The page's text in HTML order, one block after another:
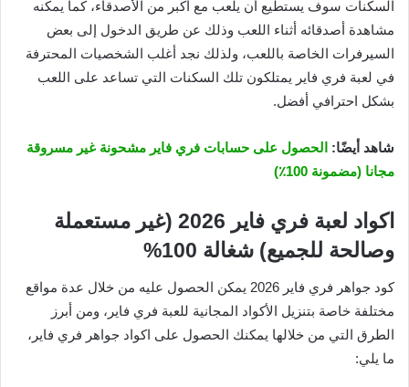
السكنات سوف يستطيع أن يلعب مع أكبر من الأصدقاء، كما يمكنه
مشاهدة أصدقائه أثناء اللعب وذلك عن طريق الدخول إلى بعض
السيرفرات الخاصة باللعب، ولذلك نجد أغلب الشخصيات المحترفة
في لعبة فري فاير يمتلكون تلك السكنات التي تساعد على اللعب
بشكل احترافي أفضل.
شاهد أيضًا: الحصول على حسابات فري فاير مشحونة غير مسروقة
مجانا (مضمونة 100٪)
اكواد لعبة فري فاير 2026 (غير مستعملة
وصالحة للجميع) شغالة 100%
كود جواهر فري فاير 2026 يمكن الحصول عليه من خلال عدة مواقع
مختلفة خاصة بتنزيل الأكواد المجانية للعبة فري فاير، ومن أبرز
الطرق التي من خلالها يمكنك الحصول على اكواد جواهر فري فاير،
ما يلي: